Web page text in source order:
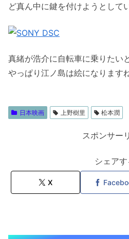
ど真ん中に鍵を付けようとして
真緒が浩介に自転車に乗りたい
やっぱり江ノ島は絵になりますね
日本映画 上野樹里 松本潤
スポンサー
シェアす
X